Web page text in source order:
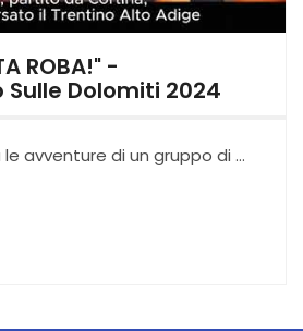
ROBA!" -
Dolomiti 2024
le avventure di un gruppo di …